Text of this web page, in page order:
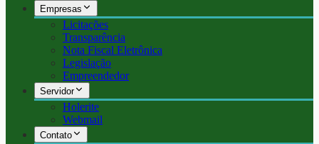
Empresas
Licitações
Transparência
Nota Fiscal Eletrônica
Legislação
Empreendedor
Servidor
Holerite
Webmail
Contato